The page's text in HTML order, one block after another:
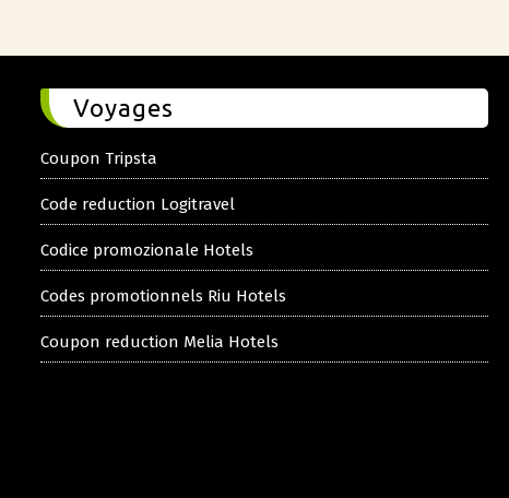
Voyages
Coupon Tripsta
Code reduction Logitravel
Codice promozionale Hotels
Codes promotionnels Riu Hotels
Coupon reduction Melia Hotels